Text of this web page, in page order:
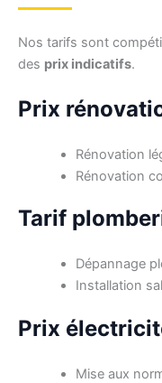
Nos tarifs sont
des prix indicatifs.
Prix
Rénovation
Rénovation
Tarif
Dépannage
Installation
Prix
Mise aux